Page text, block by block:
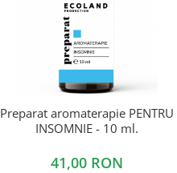
Preparat aromaterapie PENTRU
INSOMNIE - 10 ml.
41,00 RON